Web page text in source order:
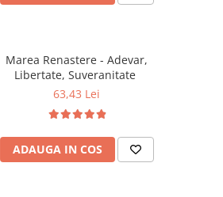
Marea Renastere - Adevar,
Libertate, Suveranitate
63,43 Lei
ADAUGA IN COS